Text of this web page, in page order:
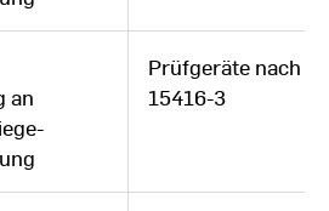
an
Prüfgeräte nach
15416-3